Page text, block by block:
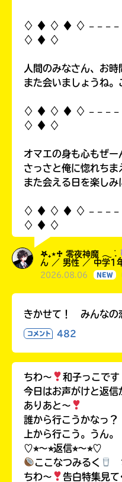
♢ ♦︎ ♢ ♦︎ ♢ 𓐄 𓐄 𓐄 𓐄
♢ ♦︎ ♢
人間のみなさん、お時
また会いましょうね
♢ ♦︎ ♢ ♦︎ ♢ 𓐄 𓐄 𓐄 𓐄
♢ ♦︎ ♢
オマエの身も心もぜー
さっさと俺に惚れち
また会える日を楽しみ
♢ ♦︎ ♢ ♦︎ ♢ 𓐄 𓐄 𓐄 𓐄
♢ ♦︎ ♢
𖤐₊⋆♱ 零夜神魔 𓂃 ࣪˖ ִֶָ
ん ／ 男性 ／ 中学1
2026.08.06 NEW
きかせて！ みんなの
コメント 482
ちわ〜
和子っこです
今日はお声がけと返信
ありあと〜
誰から行こうかなっ？
上から行こう。うん。
♡⭐︎〜⭐︎返信⭐︎〜⭐︎♡
ここなつみるく
ちわ〜
告白特集見て